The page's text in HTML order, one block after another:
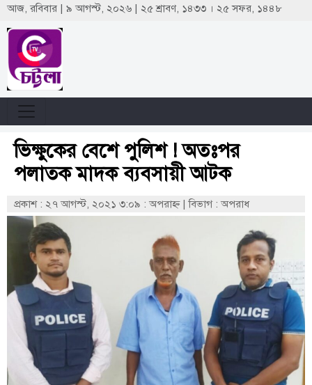
আজ, রবিবার | ৯ আগস্ট, ২০২৬ | ২৫ শ্রাবণ, ১৪৩৩ । ২৫ সফর, ১৪৪৮
ভিক্ষুকের বেশে পুলিশ ! অতঃপর
পলাতক মাদক ব্যবসায়ী আটক
প্রকাশ : ২৭ আগস্ট, ২০২১ ৩:০৯ : অপরাহ্ণ |বিভাগ : অপরাধ